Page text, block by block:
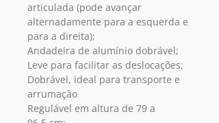
articulada (pode avançar
alternadamente para a esquerda e
para a direita);
Andadeira de alumínio dobrável;
Leve para facilitar as deslocações;
Dobrável, ideal para transporte e
arrumação
Regulável em altura de 79 a